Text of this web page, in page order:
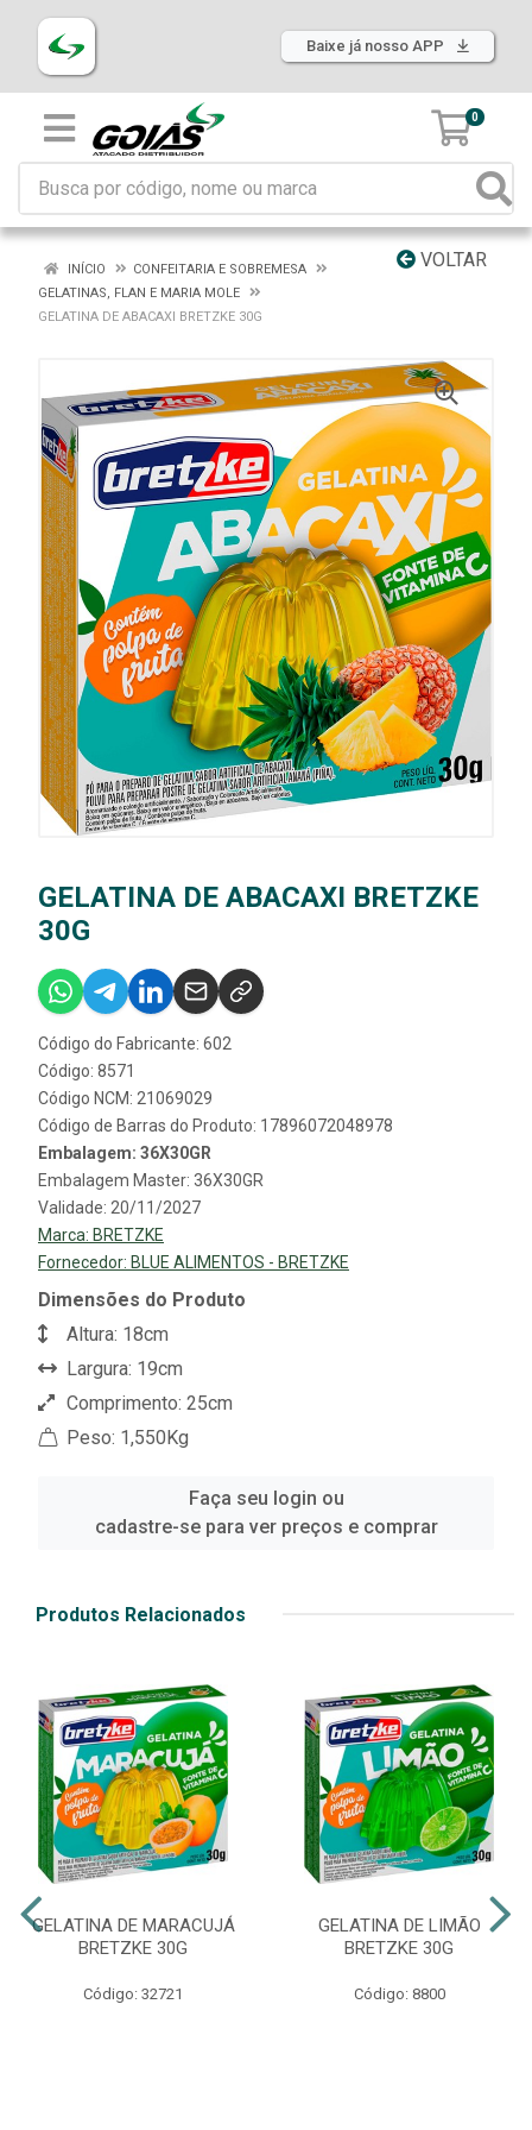
Baixe já nosso APP
0
VOLTAR
INÍCIO
CONFEITARIA E SOBREMESA
GELATINAS, FLAN E MARIA MOLE
GELATINA DE ABACAXI BRETZKE 30G
GELATINA DE ABACAXI BRETZKE
30G
Código do Fabricante: 602
Código: 8571
Código NCM: 21069029
Código de Barras do Produto: 17896072048978
Embalagem: 36X30GR
Embalagem Master: 36X30GR
Validade: 20/11/2027
Marca: BRETZKE
Fornecedor: BLUE ALIMENTOS - BRETZKE
Dimensões do Produto
Altura: 18cm
Largura: 19cm
Comprimento: 25cm
Peso: 1,550Kg
Faça seu login ou
cadastre-se para ver preços e comprar
Produtos Relacionados
GELATINA DE MARACUJÁ
BRETZKE 30G
Código: 32721
GELATINA DE LIMÃO
BRETZKE 30G
Código: 8800